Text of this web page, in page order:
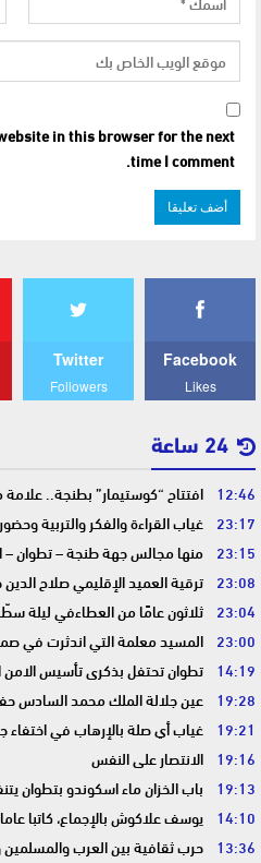
in this browser for the next
time I comment.
Facebook
Likes
Twitter
Followers
12:46 افتتاح “كوستيمار” بطنجة..
23:17 غياب القراءة والفكر والتربية
23:15 منها مجالس جهة طنجة – تطوان –
23:08 ترقية العميد الإقليمي صلاح
23:04 ثلاثون عامًا من العطاءفي ليلة
23:00 المسيد معلمة التي اندثرت في
14:19 تطوان تحتفل بذكرى تأسيس الامن الوطني… إشادة ب 70 سنة في الحفاظ
19:28 عين جلالة الملك محمد السادس
19:21 غياب أي صلة بالإرهاب في اختفاء
19:16 الانتصار على النفس
19:13 باب الخزان ماء اسكوندو بتطوان
14:10 يوسف علاكوش بالإجماع، كاتبا
13:36 حرب ثقافية بين العرب والمسلمين